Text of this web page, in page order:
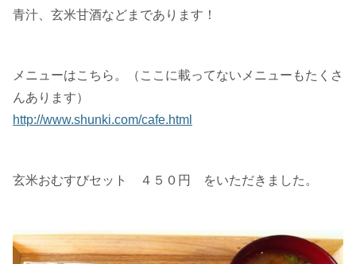
青汁、玄米甘酒などまであります！
メニューはこちら。（ここに載ってないメニューもたくさ
んあります）
http://www.shunki.com/cafe.html
玄米おむすびセット ４５０円 をいただきました。